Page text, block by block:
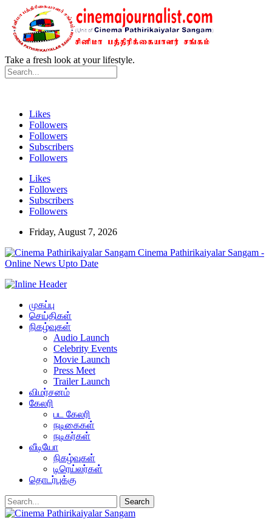
Take a fresh look at your lifestyle.
Likes
Followers
Followers
Subscribers
Followers
Likes
Followers
Subscribers
Followers
Friday, August 7, 2026
Cinema Pathirikaiyalar Sangam -
Online News Upto Date
முகப்பு
செய்திகள்
நிகழ்வுகள்
Audio Launch
Celebrity Events
Movie Launch
Press Meet
Trailer Launch
விமர்சனம்
கேலரி
பட கேலரி
நடிகைகள்
நடிகர்கள்
வீடியோ
நிகழ்வுகள்
டிரெய்லர்கள்
தொடர்புக்கு